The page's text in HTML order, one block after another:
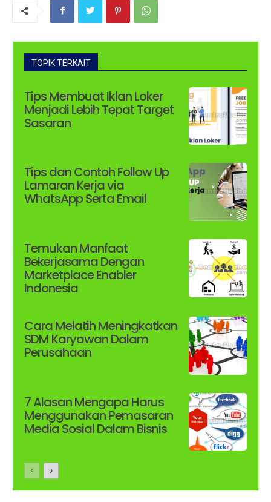
TOPIK TERKAIT
Tips Membuat Iklan Loker
Menjadi Lebih Tepat Target
Sasaran
Tips dan Contoh Follow Up
Lamaran Kerja via
WhatsApp Serta Email
Temukan Manfaat
Bekerjasama Dengan
Marketplace Enabler
Indonesia
Cara Melatih Meningkatkan
SDM Karyawan Dalam
Perusahaan
7 Alasan Mengapa Harus
Menggunakan Pemasaran
Media Sosial Dalam Bisnis